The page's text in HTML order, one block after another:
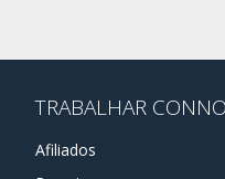
TRABALHAR
Afiliados